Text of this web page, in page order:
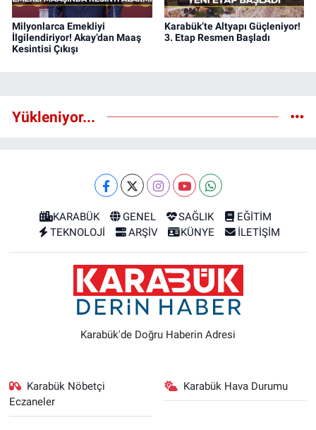
Milyonlarca Emekliyi
İlgilendiriyor! Akay’dan Maaş
Kesintisi Çıkışı
Karabük’te Altyapı Güçleniyor!
3. Etap Resmen Başladı
Yükleniyor...
KARABÜK GENEL SAĞLIK
EĞİTİM
TEKNOLOJİ
ARŞİV KÜNYE İLETİŞİM
Karabük'de Doğru Haberin Adresi
Karabük Nöbetçi
Eczaneler
Karabük Hava Durumu